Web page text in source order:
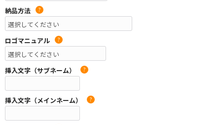
納品方法 ?
ロゴマニュアル ?
挿入文字（サブネーム） ?
挿入文字（メインネーム） ?